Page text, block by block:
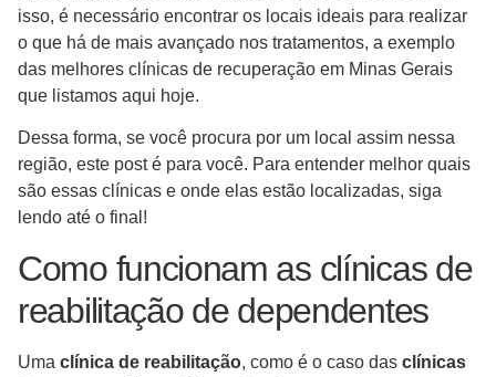
isso, é necessário encontrar os locais ideais para realizar
o que há de mais avançado nos tratamentos, a exemplo
das melhores clínicas de recuperação em Minas Gerais
que listamos aqui hoje.
Dessa forma, se você procura por um local assim nessa
região, este post é para você. Para entender melhor quais
são essas clínicas e onde elas estão localizadas, siga
lendo até o final!
Como funcionam as clínicas de
reabilitação de dependentes
Uma clínica de reabilitação, como é o caso das clínicas